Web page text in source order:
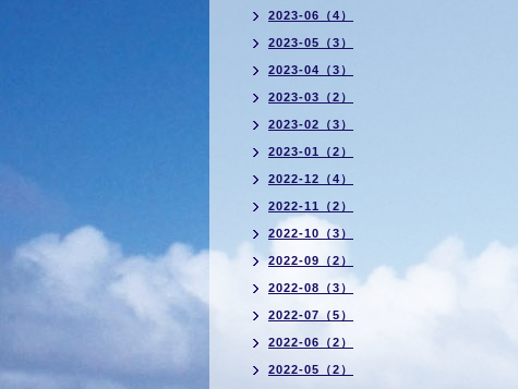
2023-06（4）
2023-05（3）
2023-04（3）
2023-03（2）
2023-02（3）
2023-01（2）
2022-12（4）
2022-11（2）
2022-10（3）
2022-09（2）
2022-08（3）
2022-07（5）
2022-06（2）
2022-05（2）